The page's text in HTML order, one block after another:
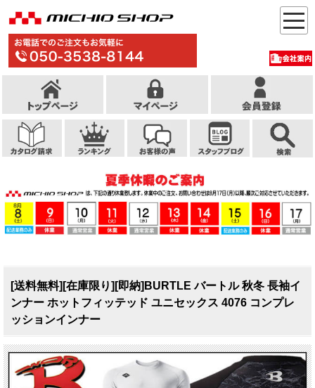
[送料無料][在庫限り][即納]BURTLE バートル 秋冬 長袖イ
ンナー ホットフィッテッド ユニセックス 4076 コンプレ
ッションインナー